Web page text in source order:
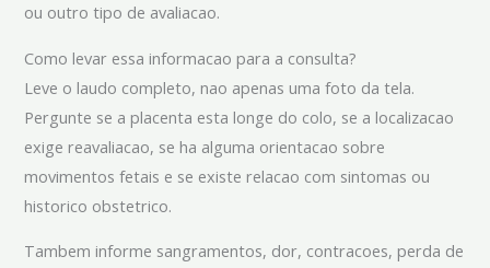
ou outro tipo de avaliacao.
Como levar essa informacao para a consulta?
Leve o laudo completo, nao apenas uma foto da tela.
Pergunte se a placenta esta longe do colo, se a localizacao
exige reavaliacao, se ha alguma orientacao sobre
movimentos fetais e se existe relacao com sintomas ou
historico obstetrico.
Tambem informe sangramentos, dor, contracoes, perda de